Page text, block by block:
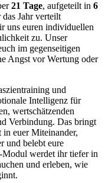
21 Tage, aufgeteilt in 6
Jahr verteilt
uns euren individuellen
zu. Unser
im gegenseitigen
Angst vor Wertung oder
und
Intelligenz für
wertschätzenden
Verbindung. Das bringt
euer Miteinander,
und belebt eure
Modul werdet ihr tiefer in
und erleben, wie